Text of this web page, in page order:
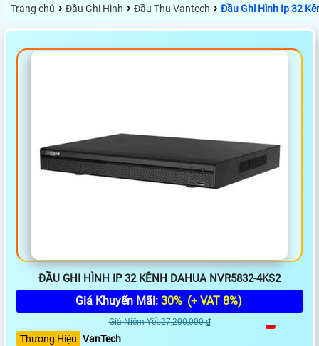
Trang chủ › Đầu Ghi Hình › Đầu Thu Vantech › Đầu Ghi Hình Ip 32
ĐẦU GHI HÌNH IP 32 KÊNH DAHUA NVR5832-4KS2
Giá Khuyến Mãi: 30% (+ VAT 8%)
Giá Niêm Yết:27,200,000 ₫
Thương Hiệu VanTech